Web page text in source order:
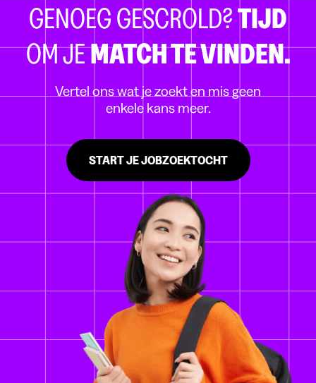
GENOEG GESCROLD?TIJD
OM JEMATCH TE VINDEN.
Vertel ons wat je zoekt en mis geen
enkele kans meer.
START JE JOBZOEKTOCHT